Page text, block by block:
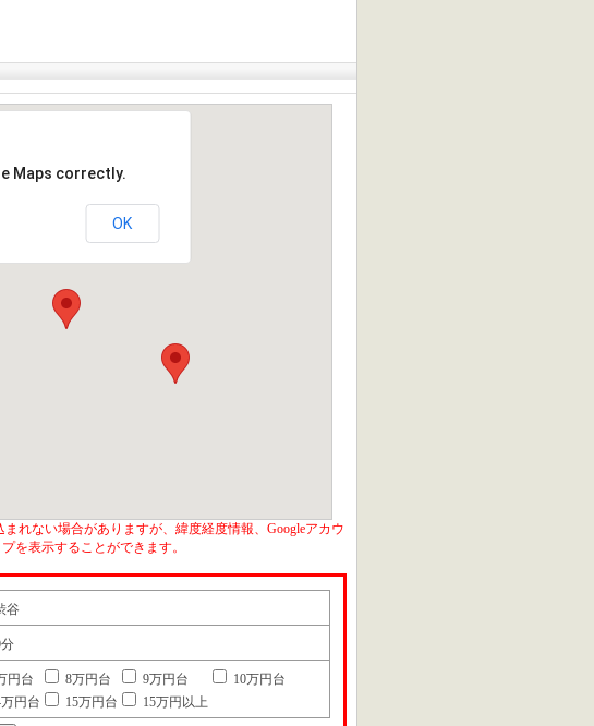
Maps correctly.
OK
れない場合がありますが、緯度経度情報、Googleアカウ
を表示することができます。
谷
円台 8万円台 9万円台
10万円台
万円台 15万円台 15万円以上